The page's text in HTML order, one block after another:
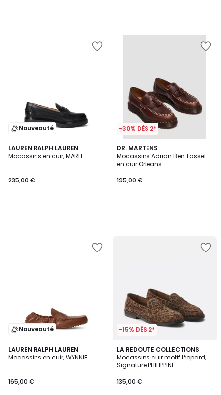
Nouveauté
LAUREN RALPH LAUREN
Mocassins en cuir, MARLI
235,00 €
-30% DÈS 2*
DR. MARTENS
Mocassins Adrian Ben Tassel
en cuir Orleans
195,00 €
Nouveauté
LAUREN RALPH LAUREN
Mocassins en cuir, WYNNIE
165,00 €
2
Couleurs
-15% DÈS 2*
LA REDOUTE COLLECTIONS
Mocassins cuir motif léopard,
Signature PHILIPPINE
135,00 €
3,9
/ 5